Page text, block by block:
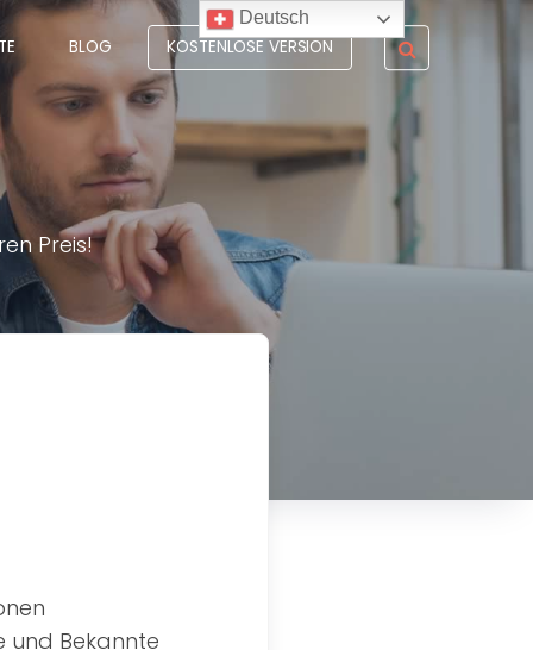
BLOG KOSTENLOSE VERSION Suche
Preis!
und Bekannte
Deutsch